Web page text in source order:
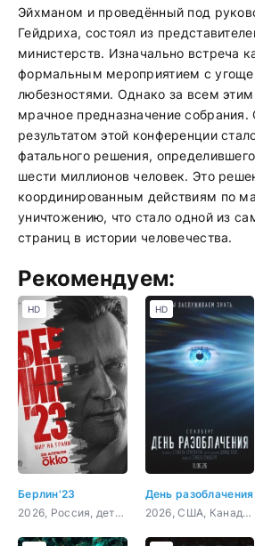
Эйхманом и проведённый под
Гейдриха, состоял из
министерств. Изначально встреча
формальным мероприятием с
любезностями. Однако за всем
мрачное предназначение
результатом этой конференции
фатального решения,
шести миллионов человек. Это
координированным действиям по
уничтожению, что стало одной из
страниц в истории человечества.
Рекомендуем:
Берлин'23
2026, Россия, детектив
HD
День разоблачения
2026, США, Канада, Новая Зеландия, Япония, фантастика, триллер, драма, детектив, боевик
HD